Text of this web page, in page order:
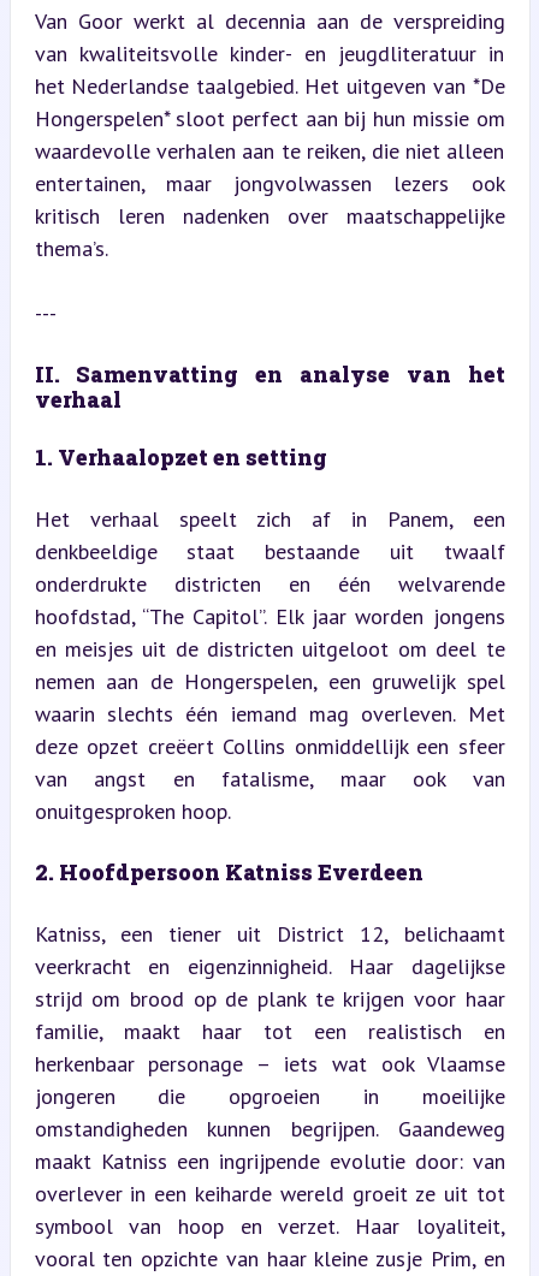
Van Goor werkt al decennia aan de verspreiding
van kwaliteitsvolle kinder- en jeugdliteratuur in
het Nederlandse taalgebied. Het uitgeven van *De
Hongerspelen* sloot perfect aan bij hun missie om
waardevolle verhalen aan te reiken, die niet alleen
entertainen, maar jongvolwassen lezers ook
kritisch leren nadenken over maatschappelijke
thema’s.
---
II. Samenvatting en analyse van het
verhaal
1. Verhaalopzet en setting
Het verhaal speelt zich af in Panem, een
denkbeeldige staat bestaande uit twaalf
onderdrukte districten en één welvarende
hoofdstad, “The Capitol”. Elk jaar worden jongens
en meisjes uit de districten uitgeloot om deel te
nemen aan de Hongerspelen, een gruwelijk spel
waarin slechts één iemand mag overleven. Met
deze opzet creëert Collins onmiddellijk een sfeer
van angst en fatalisme, maar ook van
onuitgesproken hoop.
2. Hoofdpersoon Katniss Everdeen
Katniss, een tiener uit District 12, belichaamt
veerkracht en eigenzinnigheid. Haar dagelijkse
strijd om brood op de plank te krijgen voor haar
familie, maakt haar tot een realistisch en
herkenbaar personage – iets wat ook Vlaamse
jongeren die opgroeien in moeilijke
omstandigheden kunnen begrijpen. Gaandeweg
maakt Katniss een ingrijpende evolutie door: van
overlever in een keiharde wereld groeit ze uit tot
symbool van hoop en verzet. Haar loyaliteit,
vooral ten opzichte van haar kleine zusje Prim, en